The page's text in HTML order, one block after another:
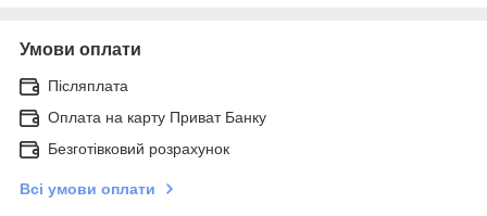
Умови оплати
Післяплата
Оплата на карту Приват Банку
Безготівковий розрахунок
Всі умови оплати